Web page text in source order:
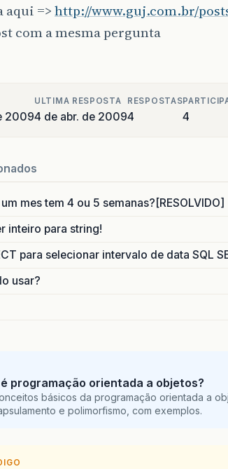
aqui =>http://www.guj.com.br/
com a mesma pergunta
2009
ULTIMA RESPOSTA
4 de abr. de 2009
RESPOSTAS
4 4
mes tem 4 ou 5 semanas?[RESOLVIDO]
inteiro para string!
para selecionar intervalo de data SQL
usar?
é programação orientada a objetos?
básicos da programação orientada a
e polimorfismo, com exemplos.